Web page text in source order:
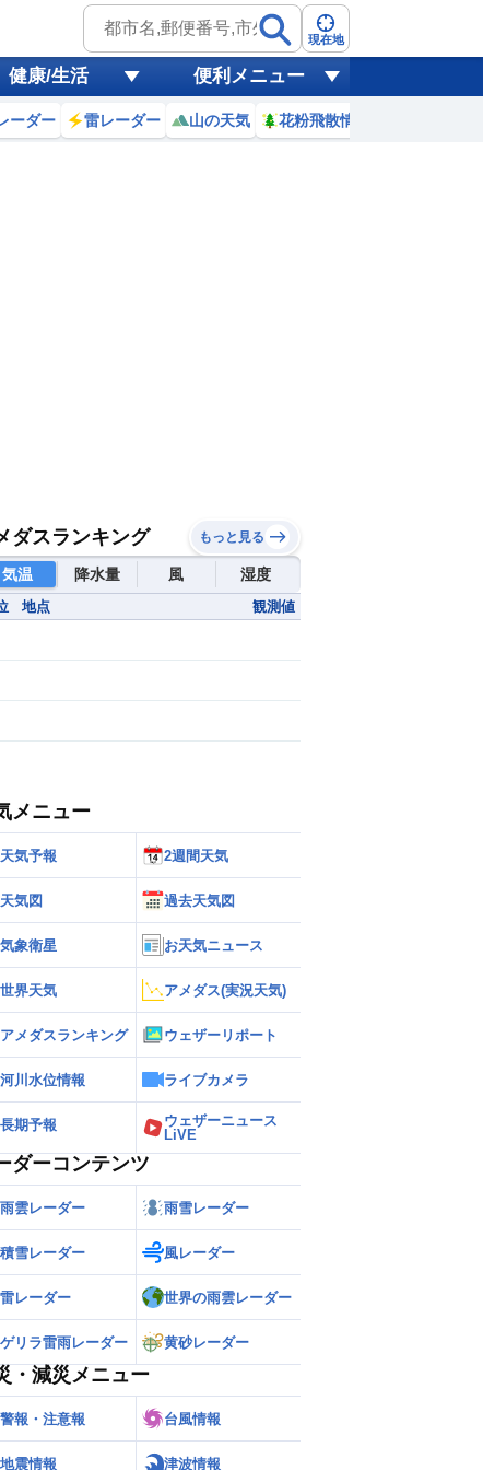
現在地
健康/生活 便利メニュー
ーダー 雷レーダー 山の天気 花粉飛散情報
ダスランキング もっと見る
気温 降水量 風 湿度
地点 観測値
メニュー
天気予報 2週間天気
天気図 過去天気図
気象衛星 お天気ニュース
世界天気 アメダス(実況天気)
アメダスランキング ウェザーリポート
河川水位情報 ライブカメラ
長期予報
ウェザーニュース
LiVE
ダーコンテンツ
雨雲レーダー 雨雪レーダー
積雪レーダー 風レーダー
雷レーダー 世界の雨雲レーダー
ゲリラ雷雨レーダー 黄砂レーダー
・減災メニュー
警報・注意報 台風情報
地震情報 津波情報